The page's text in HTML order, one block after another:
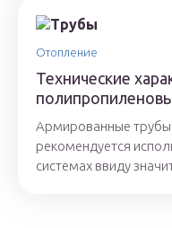
Отопление
Технические
Армированные
рекомендуется
системах ввиду